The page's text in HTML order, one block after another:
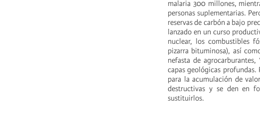
malaria 300 millones,
personas suplementarias.
reservas de carbón a bajo
lanzado en un curso
nuclear, los combustibles
pizarra bituminosa), así
nefasta de
capas geológicas
para la acumulación de
destructivas y se den en
sustituirlos.